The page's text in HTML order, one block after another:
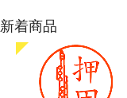
新着商品